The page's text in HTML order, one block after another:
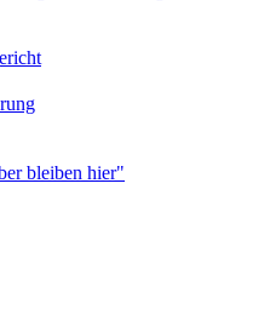
bleiben hier"